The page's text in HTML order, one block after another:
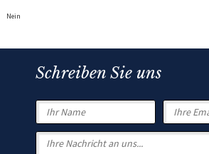
Nein
Schreiben Sie uns